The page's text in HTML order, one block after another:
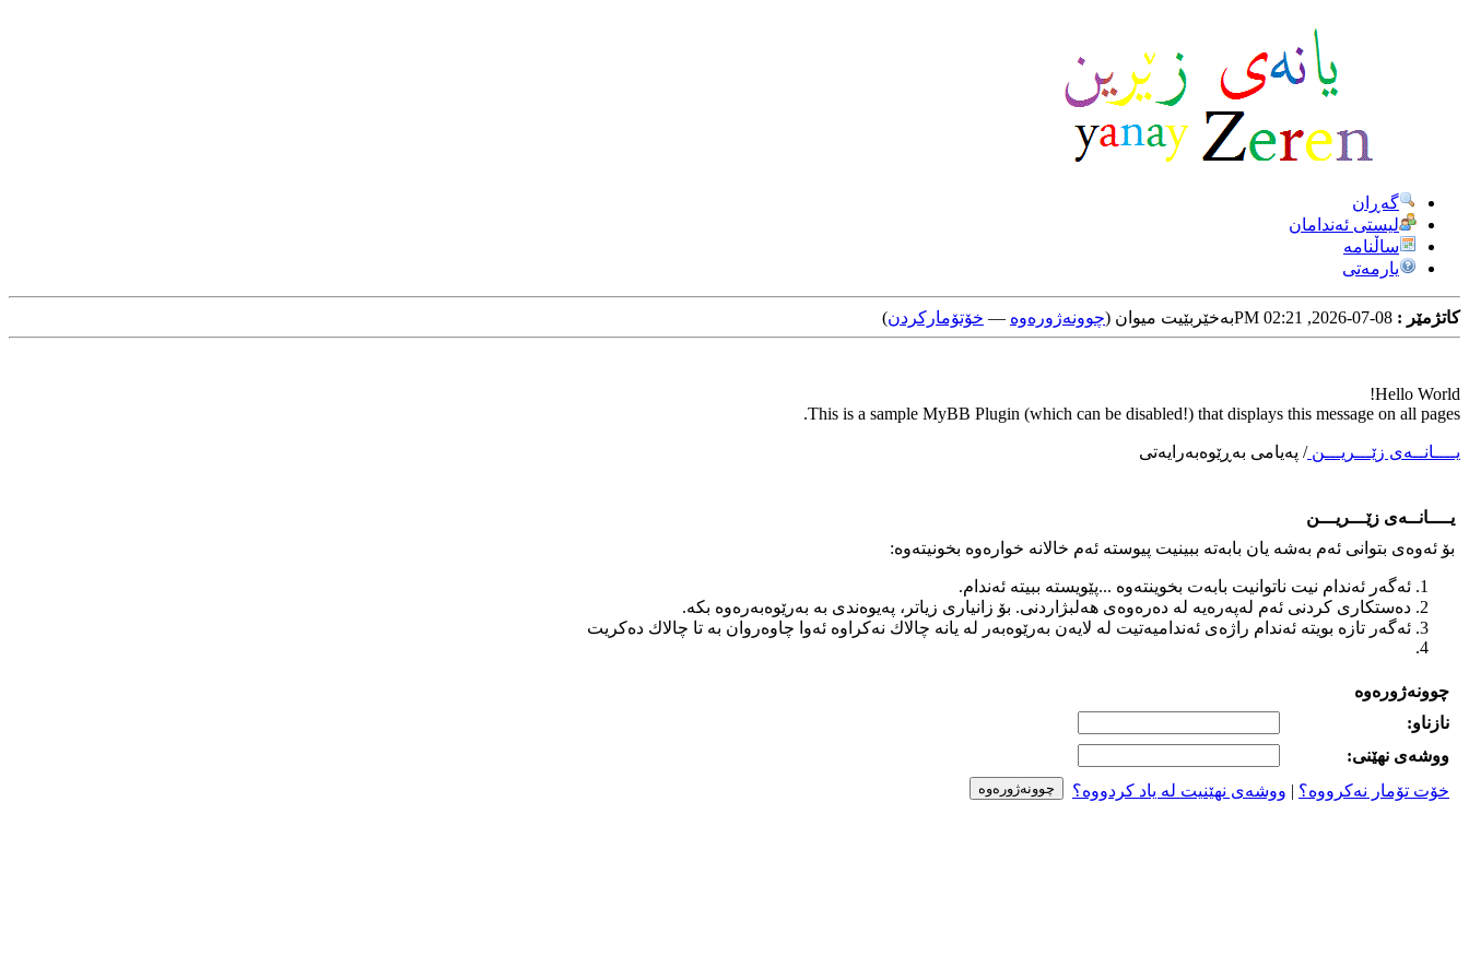
گه‌ڕان
لیستی ئه‌ندامان
ساڵنامه
یارمه‌تی
کاتژمێر : به‌خێربێیت میوان (چوونه‌ژوره‌وه‌ — خۆتۆمارکردن)
Hello World!
This is a sample MyBB Plugin (which can be disabled!) that displays this message on all pages.
یــــانــه‌ی زێـــریـــن/ په‌یامی به‌ڕێوه‌به‌رایه‌تی
یــــانــه‌ی زێـــریـــن
بۆ ئه‌وه‌ی بتوانی ئه‌م به‌شه‌ یان بابه‌ته‌ ببینیت پیوسته‌ ئه‌م خالانه‌ خواره‌وه‌ بخونیته‌وه‌:
ئه‌گه‌ر ئه‌ندام نیت ناتوانیت بابه‌ت بخوینته‌وه‌ ...پێویسته‌ ببیته‌ ئه‌ندام.
ده‌ستكاری كردنی ئه‌م له‌په‌ره‌یه‌ له ‌ده‌ره‌وه‌ی هه‌لبژاردنی. بۆ زانیاری زیاتر، په‌یوه‌ندی به‌ به‌رێوه‌به‌ره‌وه‌ بكه‌.
ئه‌گه‌ر تازه‌ بویته‌ ئه‌ندام راژه‌ی ئه‌ندامیه‌تیت له‌ لایه‌ن به‌رێوه‌به‌ر له‌ یانه‌ چالاك نه‌كراوه‌ ئه‌وا چاوه‌روان به‌ تا چالاك ده‌كریت
چوونه‌ژوره‌وه‌
نازناو:
ووشه‌ی نهێنی:
خۆت تۆمار نه‌کرووه‌؟ | ووشه‌ی نهێنیت له‌ یاد کردووه‌؟